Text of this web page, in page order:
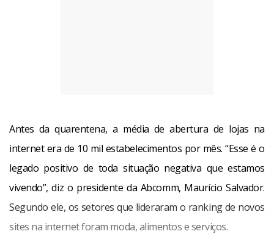
Antes da quarentena, a média de abertura de lojas na
internet era de 10 mil estabelecimentos por mês. “Esse é o
legado positivo de toda situação negativa que estamos
vivendo”, diz o presidente da Abcomm, Maurício Salvador.
Segundo ele, os setores que lideraram o ranking de novos
sites na internet foram moda, alimentos e serviços.